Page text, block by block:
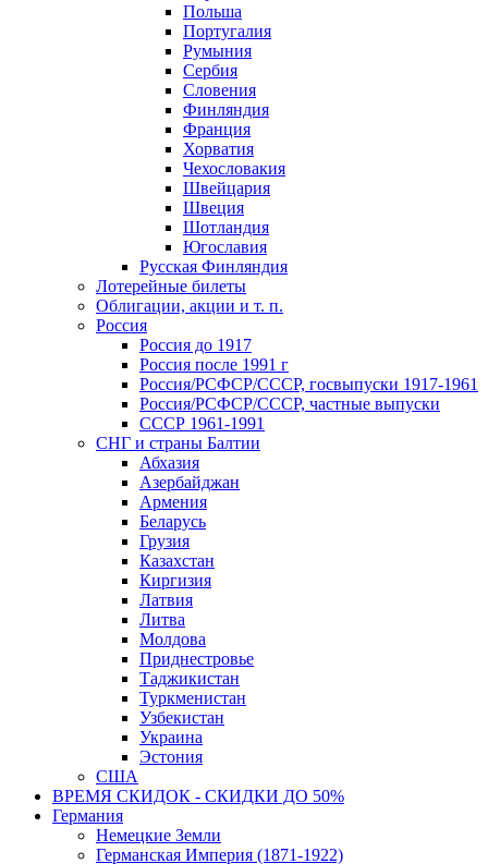
Польша
Португалия
Румыния
Сербия
Словения
Финляндия
Франция
Хорватия
Чехословакия
Швейцария
Швеция
Шотландия
Югославия
Русская Финляндия
Лотерейные билеты
Облигации, акции и т. п.
Россия
Россия до 1917
Россия после 1991 г
Россия/РСФСР/СССР, госвыпуски 1917-1961
Россия/РСФСР/СССР, частные выпуски
СССР 1961-1991
СНГ и страны Балтии
Абхазия
Азербайджан
Армения
Беларусь
Грузия
Казахстан
Киргизия
Латвия
Литва
Молдова
Приднестровье
Таджикистан
Туркменистан
Узбекистан
Украина
Эстония
США
ВРЕМЯ СКИДОК - СКИДКИ ДО 50%
Германия
Немецкие Земли
Германская Империя (1871-1922)